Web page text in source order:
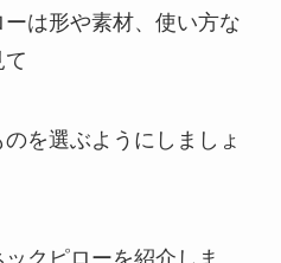
ーは形や素材、使い方な
を選ぶようにしましょ